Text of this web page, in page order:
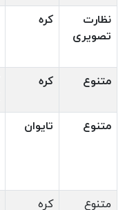
نظارت
تصویری
کره
متنوع کره
متنوع تایوان
متنوع کره